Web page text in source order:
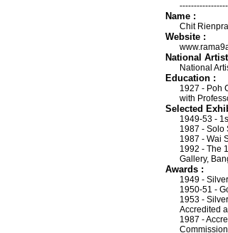
Name :
Chit
Website :
National
National
Education :
1927 - Poh
with
Selected
1949-53 -
1987 - Solo
1987 - Wai
1992 - The
Gallery,
Awards :
1949 -
1950-51 -
1953 -
Accredited
1987 -
Commission